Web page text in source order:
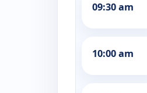
09:30 am
10:00 am